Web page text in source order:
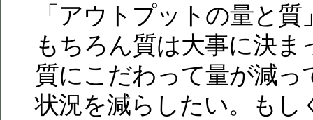
「アウトプットの量と質
もちろん質は大事に決
質にこだわって量が減っ
状況を減らしたい。もし